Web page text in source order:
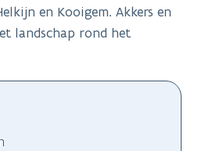
en Kooigem. Akkers en
landschap rond het